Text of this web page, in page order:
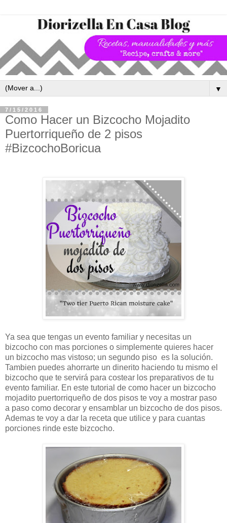
▼
7/15/2016
Como Hacer un Bizcocho Mojadito
Puertorriqueño de 2 pisos
#BizcochoBoricua
Ya sea que tengas un evento familiar y necesitas un
bizcocho con mas porciones o simplemente quieres hacer
un bizcocho mas vistoso; un segundo piso es la solución.
Tambien puedes ahorrarte un dinerito haciendo tu mismo el
bizcocho que te servirá para costear los preparativos de tu
evento familiar. En este tutorial de como hacer un bizcocho
mojadito puertorriqueño de dos pisos te voy a mostrar paso
a paso como decorar y ensamblar un bizcocho de dos pisos.
Ademas te voy a dar la receta que utilice y para cuantas
porciones rinde este bizcocho.